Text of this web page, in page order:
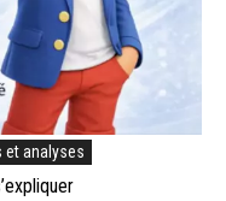
et analyses